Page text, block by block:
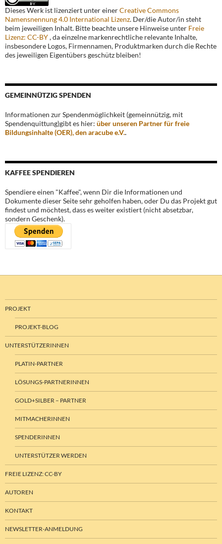
Dieses Werk ist lizenziert unter einerCreative Commons
Namensnennung 4.0 International Lizenz. Der/die Autor/in steht
beim jeweiligen Inhalt. Bitte beachte unsere Hinweise unter Freie
Lizenz: CC-BY, da einzelne markenrechtliche relevante Inhalte,
insbesondere Logos, Firmennamen, Produktmarken durch die Rechte
des jeweiligen Eigentübers geschütz bleiben!
GEMEINNÜTZIG SPENDEN
Informationen zur Spendenmöglichkeit (gemeinnützig, mit
Spendenquittung)gibt es hier: über unseren Partner für freie
Bildungsinhalte (OER), den aracube e.V..
KAFFEE SPENDIEREN
Spendiere einen "Kaffee", wenn Dir die Informationen und
Dokumente dieser Seite sehr geholfen haben, oder Du das Projekt gut
findest und möchtest, dass es weiter existiert (nicht absetzbar,
sondern Geschenk).
PROJEKT
PROJEKT-BLOG
UNTERSTÜTZERINNEN
PLATIN-PARTNER
LÖSUNGS-PARTNERINNEN
GOLD+SILBER – PARTNER
MITMACHERINNEN
SPENDERINNEN
UNTERSTÜTZER WERDEN
FREIE LIZENZ: CC-BY
AUTOREN
KONTAKT
NEWSLETTER-ANMELDUNG